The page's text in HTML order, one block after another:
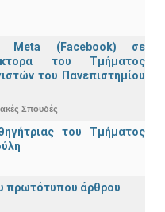
Meta (Facebook) σε
του Τμήματος
του Πανεπιστημίου
Σπουδές
του Τμήματος
πρωτότυπου άρθρου